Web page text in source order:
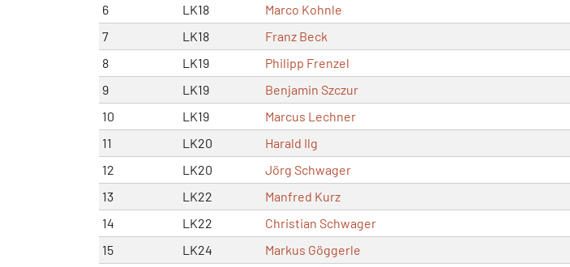
6
LK18 Marco Kohnle
7
LK18 Franz Beck
8
LK19 Philipp Frenzel
9
LK19 Benjamin Szczur
10
LK19 Marcus Lechner
11
LK20 Harald Ilg
12
LK20 Jörg Schwager
13
LK22 Manfred Kurz
14
LK22 Christian Schwager
15
LK24 Markus Göggerle